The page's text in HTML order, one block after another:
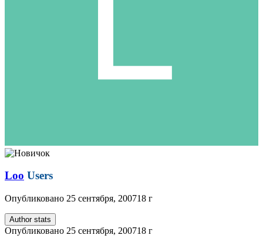
Loo Users
Опубликовано 25 сентября, 200718 г
Author stats
Опубликовано 25 сентября, 200718 г